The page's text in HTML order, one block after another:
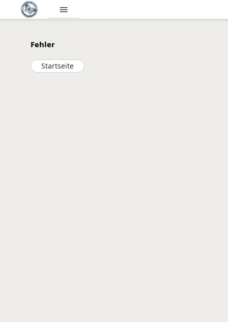
menu
Fehler
Startseite